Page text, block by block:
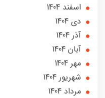
اسفند 1404
دی 1404
آذر 1404
آبان 1404
مهر 1404
شهریور 1404
مرداد 1404